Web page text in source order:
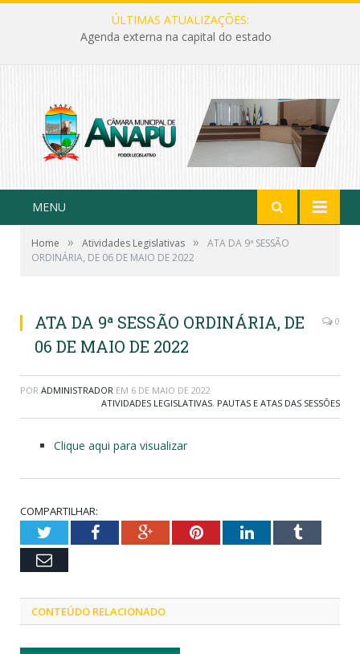
ÚLTIMAS ATUALIZAÇÕES:
Agenda externa na capital do estado
MENU
Home » Atividades Legislativas »
ATA DA 9ª SESSÃO
ORDINÁRIA, DE 06 DE MAIO DE 2022
ATA DA 9ª SESSÃO ORDINÁRIA, DE
06 DE MAIO DE 2022
0
POR ADMINISTRADOR EM 6 DE MAIO DE 2022
ATIVIDADES LEGISLATIVAS, PAUTAS E ATAS DAS SESSÕES
Clique aqui para visualizar
COMPARTILHAR:
TwitterFacebookGoogle+PinterestLinkedInTumblr
Email
CONTEÚDO RELACIONADO